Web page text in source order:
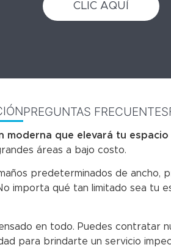
CLIC AQUÍ
PREGUNTAS FRECUENTES
moderna que elevará tu
áreas a bajo costo.
predeterminados de ancho,
importa qué tan limitado sea tu
en todo. Puedes contratar
para brindarte un servicio